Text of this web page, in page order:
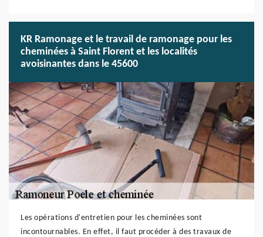
KR Ramonage et le travail de ramonage pour les
cheminées à Saint Florent et les localités
avoisinantes dans le 45600
Les opérations d'entretien pour les cheminées sont
incontournables. En effet, il faut procéder à des travaux de